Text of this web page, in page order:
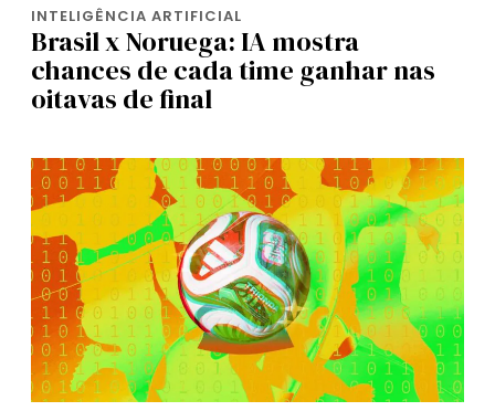
INTELIGÊNCIA ARTIFICIAL
Brasil x Noruega: IA mostra
chances de cada time ganhar nas
oitavas de final